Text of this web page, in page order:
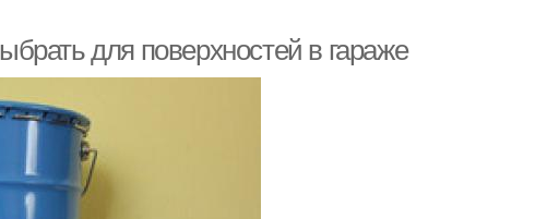
для поверхностей в гараже